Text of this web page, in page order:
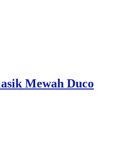
Mewah Duco